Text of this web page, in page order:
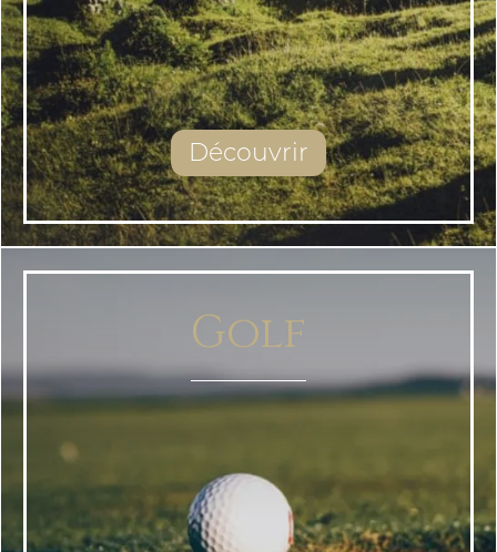
Découvrir
Golf